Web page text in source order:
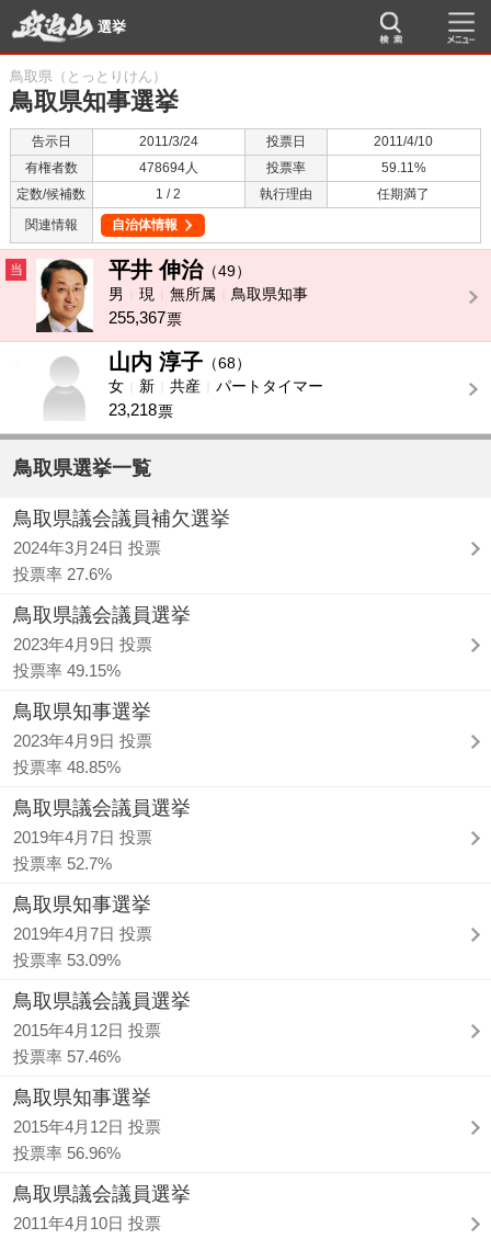
選挙
鳥取県（とっとりけん）
鳥取県知事選挙
告示日 2011/3/24 投票日
2011/4/10
有権者数
478694人 投票率
59.11%
定数/候補数
1 / 2 執行理由
任期満了
関連情報
自治体情報
当 平井 伸治（49）
男
現 無所属 鳥取県知事
255,367票
山内 淳子 （68）
女
新 共産 パートタイマー
23,218票
鳥取県選挙一覧
鳥取県議会議員補欠選挙
2024年3月24日 投票
投票率 27.6%
鳥取県議会議員選挙
2023年4月9日 投票
投票率 49.15%
鳥取県知事選挙
2023年4月9日 投票
投票率 48.85%
鳥取県議会議員選挙
2019年4月7日 投票
投票率 52.7%
鳥取県知事選挙
2019年4月7日 投票
投票率 53.09%
鳥取県議会議員選挙
2015年4月12日 投票
投票率 57.46%
鳥取県知事選挙
2015年4月12日 投票
投票率 56.96%
鳥取県議会議員選挙
2011年4月10日 投票